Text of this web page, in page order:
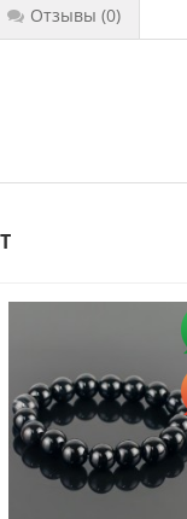
Отзывы (0)